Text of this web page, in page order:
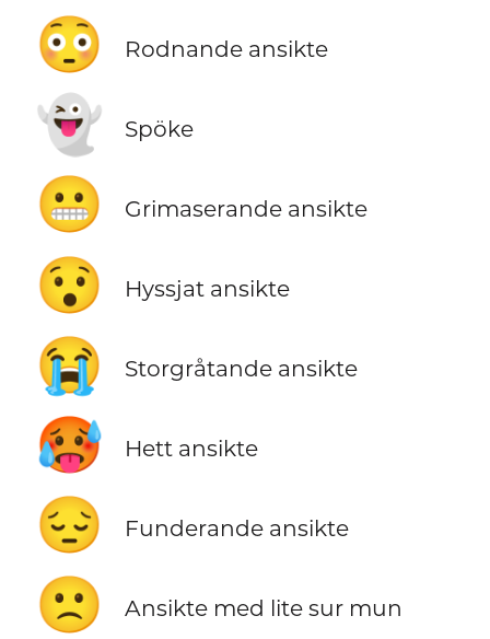
😳 Rodnande ansikte
👻 Spöke
😬 Grimaserande ansikte
😯 Hyssjat ansikte
😭 Storgråtande ansikte
🥵 Hett ansikte
😔 Funderande ansikte
🙁 Ansikte med lite sur mun